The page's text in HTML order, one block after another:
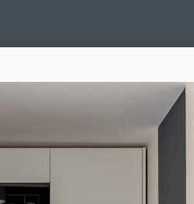
La Décoration Selon Votre Signe
Maison Et Appartement Vintage On